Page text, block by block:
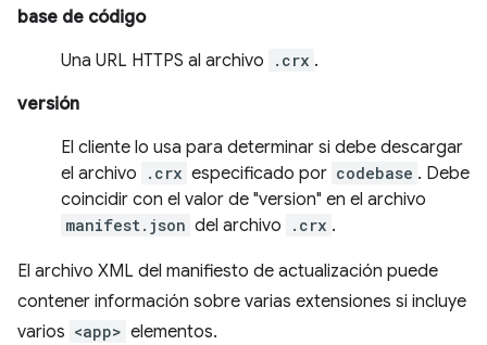
base de código
Una URL HTTPS al archivo
.crx .
versión
El cliente lo usa para determinar si debe descargar
el archivo
.crx especificado por codebase . Debe
coincidir con el valor de "version" en el archivo
manifest.json del archivo .crx .
El archivo XML del manifiesto de actualización puede
contener información sobre varias extensiones si incluye
varios <app> elementos.